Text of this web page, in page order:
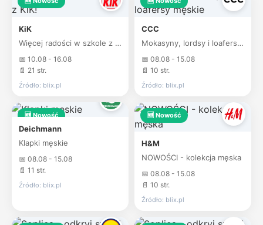
KiK
Więcej radości w szkole z KiK!
📅 10.08 - 16.08
📄 21 str.
Źródło: blix.pl
CCC
Mokasyny, lordsy i loafersy męskie
📅 08.08 - 15.08
📄 10 str.
Źródło: blix.pl
🆕 Nowość
Deichmann
Klapki męskie
📅 08.08 - 15.08
📄 11 str.
Źródło: blix.pl
🆕 Nowość
H&M
NOWOŚCI - kolekcja męska
📅 08.08 - 15.08
📄 10 str.
Źródło: blix.pl